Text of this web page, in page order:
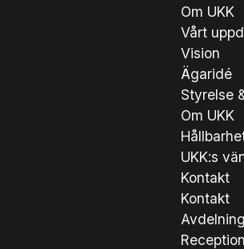
Om UKK
Vårt
Vision
Ägaridé
Styrelse
Om UKK
UKK:s
Kontakt
Kontakt